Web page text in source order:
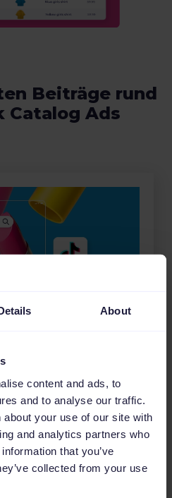
About
content and ads, to
and to analyse our traffic.
your use of our site with
and analytics partners who
that you’ve
collected from your use
Beiträge rund
Catalog Ads
mit TikTok-
Nutzer:innen ist
keiner digitalen
mehr wegzudenken.
7 einfachen Schritten